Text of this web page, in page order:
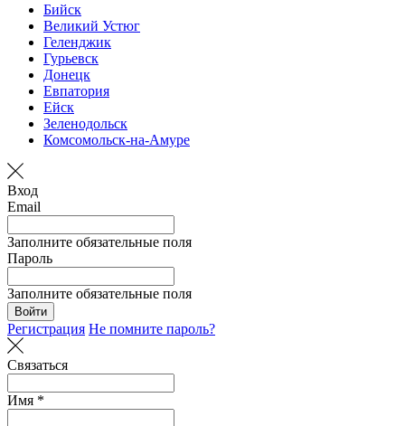
Бийск
Великий Устюг
Геленджик
Гурьевск
Донецк
Евпатория
Ейск
Зеленодольск
Комсомольск-на-Амуре
Вход
Email
Заполните обязательные поля
Пароль
Заполните обязательные поля
Войти
Регистрация Не помните пароль?
Связаться
Имя *